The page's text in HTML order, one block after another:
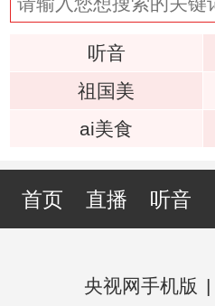
听音
祖国美
ai美食
首页 直播 听音
央视网手机版 |